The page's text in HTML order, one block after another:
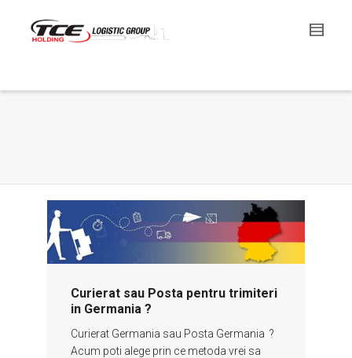
Curierat sau Posta pentru trimiteri
in Germania ?
Curierat Germania sau Posta Germania ?
Acum poti alege prin ce metoda vrei sa